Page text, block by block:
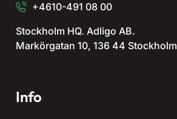
+4610-491 08 00
Stockholm HQ. Adligo AB.
Markörgatan 10, 136 44 Stockholm
Info